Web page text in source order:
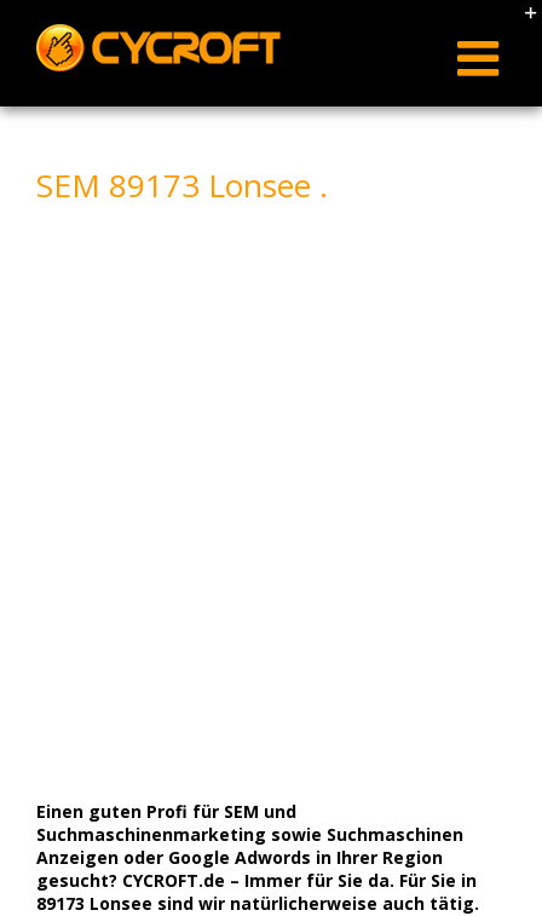
content
SEM 89173 Lonsee .
Einen guten Profi für SEM und
Suchmaschinenmarketing sowie Suchmaschinen
Anzeigen oder Google Adwords in Ihrer Region
gesucht? CYCROFT.de – Immer für Sie da. Für Sie in
89173 Lonsee sind wir natürlicherweise auch tätig.